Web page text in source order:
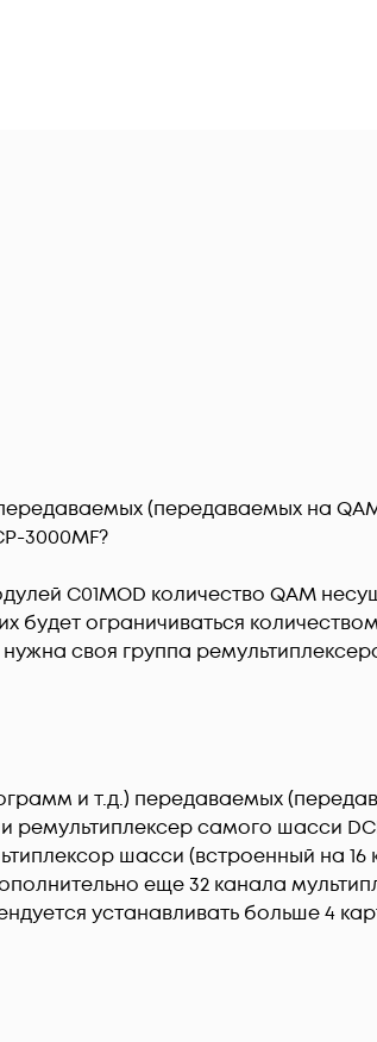
(передаваемых на
3000MF?
C01MOD количество QAM
будет ограничиваться
своя группа
и т.д.) передаваемых
ремультиплексер самого шасси
шасси (встроенный на
еще 32 канала
устанавливать больше 4